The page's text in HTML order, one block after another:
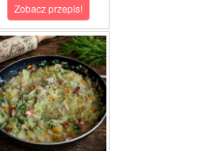
Zobacz przepis!